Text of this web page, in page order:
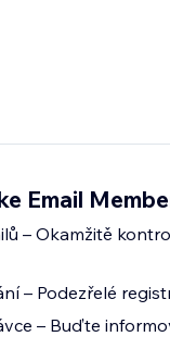
Email
– Okamžitě
– Podezřelé
– Buďte